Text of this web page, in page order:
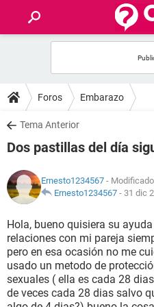
FOROS
SALUD
FAMILIA
NUTRICIÓN
BIENESTAR
SEXUALIDAD
GLOSARIO
Foros Embarazo
Tema Anterior
Dos pastillas del día
Ernesto1234567 -
Ernesto1234567 - 31 dic
Hola, bueno quisiera su
relaciones con mi pareja
pero en esa ocasión no me
usado un metodo de
sexuales ( ella es cada 28
de veces cada 28 dias salvo